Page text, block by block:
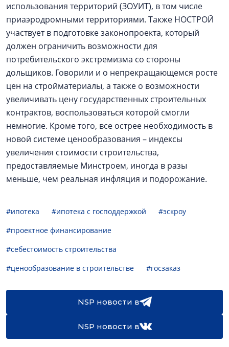
использования территорий (ЗОУИТ), в том числе
приаэродромными территориями. Также НОСТРОЙ
участвует в подготовке законопроекта, который
должен ограничить возможности для
потребительского экстремизма со стороны
дольщиков. Говорили и о непрекращающемся росте
цен на стройматериалы, а также о возможности
увеличивать цену государственных строительных
контрактов, воспользоваться которой смогли
немногие. Кроме того, все острее необходимость в
новой системе ценообразования – индексы
увеличения стоимости строительства,
предоставляемые Минстроем, иногда в разы
меньше, чем реальная инфляция и подорожание.
#ипотека #ипотека с господдержкой
#эскроу
#проектное финансирование
#себестоимость строительства
#ценообразование в строительстве
#госзаказ
NSP новости в
NSP новости в